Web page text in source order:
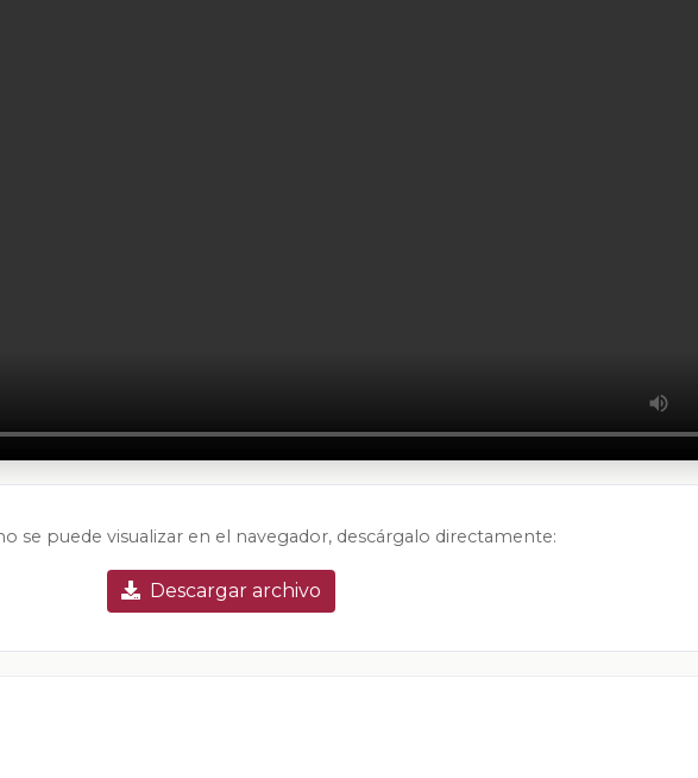
se puede visualizar en el navegador, descárgalo directamente:
Descargar archivo